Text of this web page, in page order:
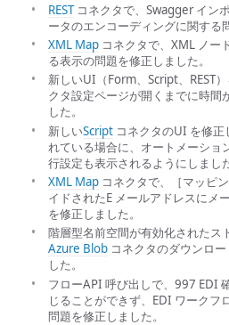
RESTコネクタで、Swagger イン
ータのエンコーディングに関する
XML Map コネクタで、XML ノー
る表示の問題を修正しました。
新しいUI（Form、Script、REST
クタ設定ページが開くまでに時間
した。
新しいScript コネクタのUI を修正
れている場合に、オートメーショ
行設定も表示されるようにしました
XML Map コネクタで、［マッピ
イドされたE メールアドレスにメ
を修正しました。
階層型名前空間が有効化されたス
Azure Blob コネクタのダウンロ
した。
フローAPI 呼び出しで、997 EDI
じることができず、EDI ワークフ
問題を修正しました。